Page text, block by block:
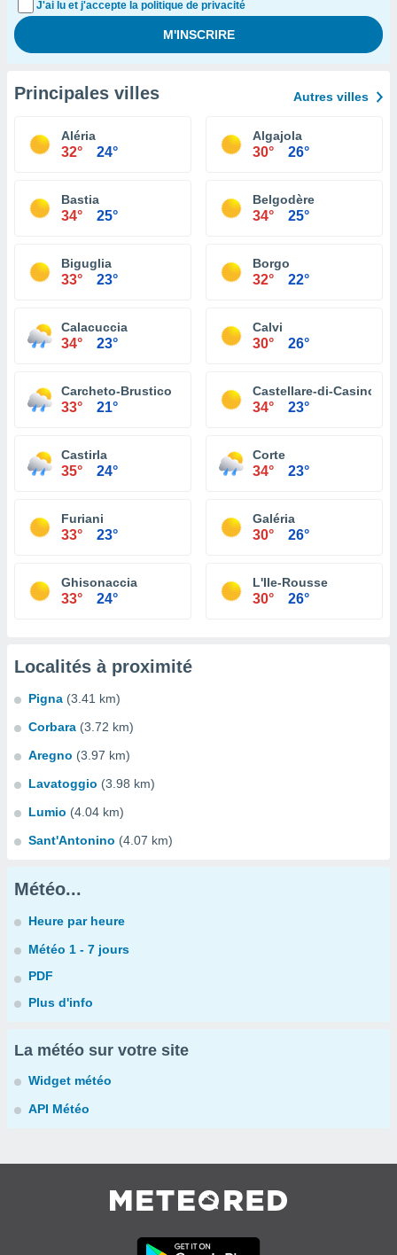
J'ai lu et j'accepte la politique de privacité
Principales villes Autres villes
Aléria
32° 24°
Algajola
30° 26°
Bastia
34° 25°
Belgodère
34° 25°
Biguglia
33° 23°
Borgo
32° 22°
Calacuccia
34° 23°
Calvi
30° 26°
Carcheto-Brustico
33° 21°
Castellare-di-Casinca
34° 23°
Castirla
35° 24°
Corte
34° 23°
Furiani
33° 23°
Galéria
30° 26°
Ghisonaccia
33° 24°
L'Ile-Rousse
30° 26°
Localités à proximité
Pigna (3.41 km)
Corbara (3.72 km)
Aregno (3.97 km)
Lavatoggio (3.98 km)
Lumio (4.04 km)
Sant'Antonino (4.07 km)
Météo...
Heure par heure
Météo 1 - 7 jours
PDF
Plus d'info
La météo sur votre site
Widget météo
API Météo